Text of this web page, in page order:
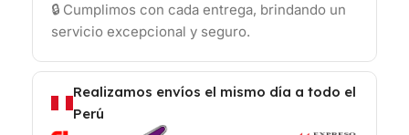
🔒 Cumplimos con cada entrega, brindando un
servicio excepcional y seguro.
Realizamos envíos el mismo día a todo el
Perú